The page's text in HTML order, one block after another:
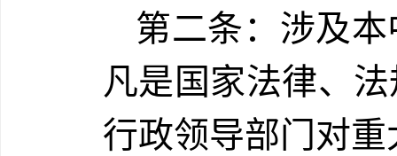
第二条：涉及
凡是国家法律、
行政领导部门对